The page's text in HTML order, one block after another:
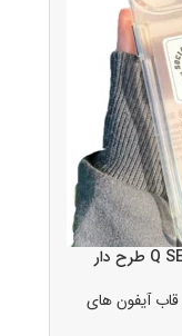
قاب آیفون های